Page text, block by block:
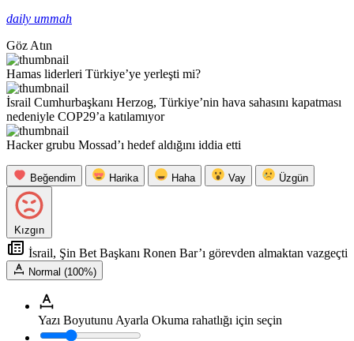
daily ummah
Göz Atın
Hamas liderleri Türkiye’ye yerleşti mi?
İsrail Cumhurbaşkanı Herzog, Türkiye’nin hava sahasını kapatması
nedeniyle COP29’a katılamıyor
Hacker grubu Mossad’ı hedef aldığını iddia etti
Beğendim Harika Haha Vay Üzgün
Kızgın
İsrail, Şin Bet Başkanı Ronen Bar’ı görevden almaktan vazgeçti
Normal (100%)
Yazı Boyutunu Ayarla Okuma rahatlığı için seçin